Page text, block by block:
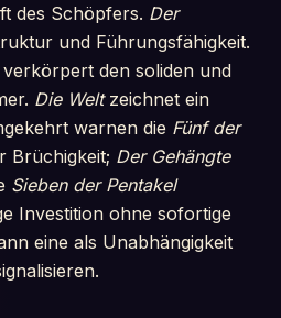
des Schöpfers. Der
und Führungsfähigkeit.
den soliden und
Die Weltzeichnet ein
warnen die Fünf der
Brüchigkeit; Der Gehängte
Sieben der Pentakel
Investition ohne sofortige
eine als Unabhängigkeit